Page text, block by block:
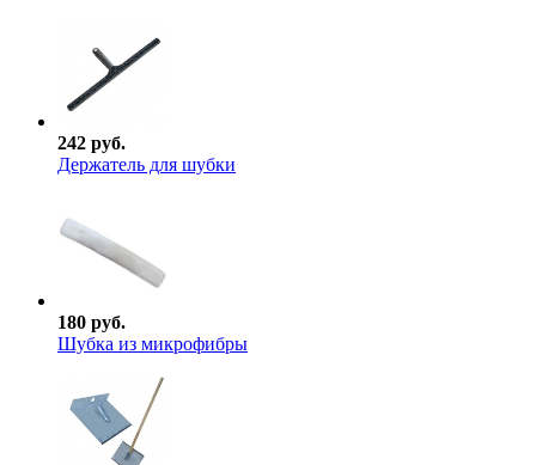
242 руб.
Держатель для шубки
180 руб.
Шубка из микрофибры